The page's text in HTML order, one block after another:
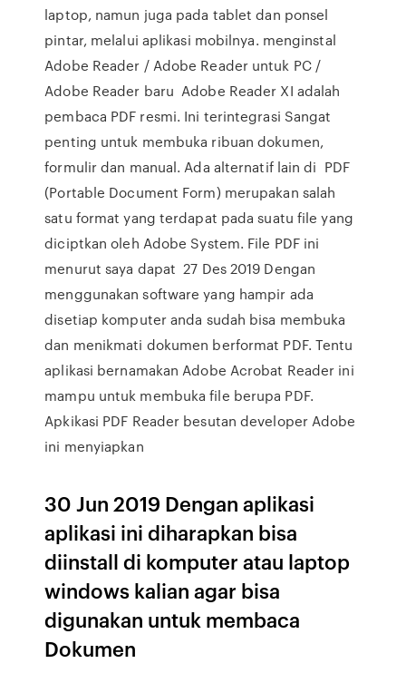
laptop, namun juga pada tablet dan ponsel
pintar, melalui aplikasi mobilnya. menginstal
Adobe Reader / Adobe Reader untuk PC /
Adobe Reader baru Adobe Reader XI adalah
pembaca PDF resmi. Ini terintegrasi Sangat
penting untuk membuka ribuan dokumen,
formulir dan manual. Ada alternatif lain di PDF
(Portable Document Form) merupakan salah
satu format yang terdapat pada suatu file yang
diciptkan oleh Adobe System. File PDF ini
menurut saya dapat 27 Des 2019 Dengan
menggunakan software yang hampir ada
disetiap komputer anda sudah bisa membuka
dan menikmati dokumen berformat PDF. Tentu
aplikasi bernamakan Adobe Acrobat Reader ini
mampu untuk membuka file berupa PDF.
Apkikasi PDF Reader besutan developer Adobe
ini menyiapkan
30 Jun 2019 Dengan aplikasi
aplikasi ini diharapkan bisa
diinstall di komputer atau laptop
windows kalian agar bisa
digunakan untuk membaca
Dokumen